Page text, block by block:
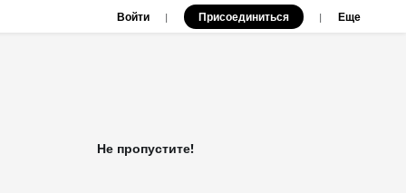
Войти | Присоединиться | Еще
Не пропустите!